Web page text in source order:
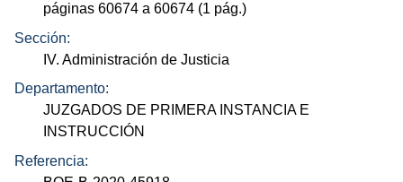
páginas 60674 a 60674 (1 pág.)
Sección:
IV. Administración de Justicia
Departamento:
JUZGADOS DE PRIMERA INSTANCIA E
INSTRUCCIÓN
Referencia: